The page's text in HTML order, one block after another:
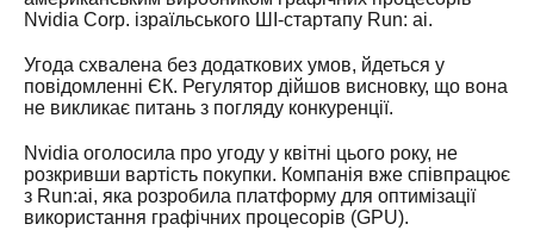
Nvidia Corp. ізраїльського ШІ-стартапу Run: ai.
Угода схвалена без додаткових умов, йдеться у
повідомленні ЄК. Регулятор дійшов висновку, що вона
не викликає питань з погляду конкуренції.
Nvidia оголосила про угоду у квітні цього року, не
розкривши вартість покупки. Компанія вже співпрацює
з Run:ai, яка розробила платформу для оптимізації
використання графічних процесорів (GPU).